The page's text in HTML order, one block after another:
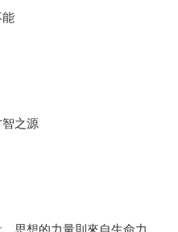
能
智之源
思想的力量則來自生命力